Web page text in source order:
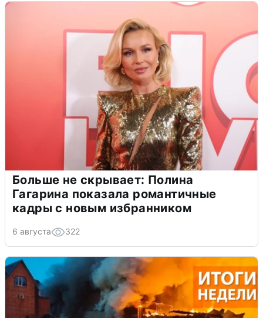
Больше не скрывает: Полина
Гагарина показала романтичные
кадры с новым избранником
6 августа 322